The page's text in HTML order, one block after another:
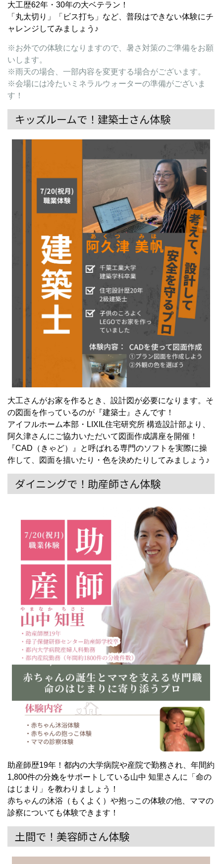
大工歴62年・30年の大ベテラン！
「丸太切り」「ビス打ち」など、普段はできない体験にチ
ャレンジしてみましょう♪
※お外での体験になりますので、暑さ対策のご準備をお願
いします。
※雨天の場合、一部内容を変更する場合がございます。
※会場には冷たいミネラルウォーターの準備がございま
す！
キッズルームで！建築士さん体験
大工さんがお家を作るとき、設計図が必要になります。そ
の図面を作っているのが『建築士』さんです！
アイフルホーム本部・LIXIL住宅研究所 構造設計部より、
阿久津さんにご協力いただいて図面作成講座を開催！
『CAD（きゃど）』と呼ばれる専門のソフトを実際に操
作して、図面を描いたり・色を決めたりしてみましょう♪
ダイニングで！助産師さん体験
助産師歴19年！都内の大学病院や産院で勤務され、年間約
1,800件の分娩をサポートしている山中 知里さんに「命の
はじまり」を教わりましょう！
赤ちゃんの沐浴（もくよく）や抱っこの体験の他、ママの
診察についても体験できます！
土間で！美容師さん体験